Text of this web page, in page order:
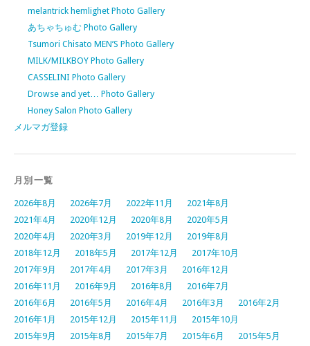
melantrick hemlighet Photo Gallery
あちゃちゅむ Photo Gallery
Tsumori Chisato MEN’S Photo Gallery
MILK/MILKBOY Photo Gallery
CASSELINI Photo Gallery
Drowse and yet… Photo Gallery
Honey Salon Photo Gallery
メルマガ登録
月別一覧
2026年8月 2026年7月 2022年11月
2021年8月
2021年4月
2020年12月 2020年8月
2020年5月
2020年4月
2020年3月 2019年12月
2019年8月
2018年12月
2018年5月 2017年12月
2017年10月
2017年9月
2017年4月 2017年3月
2016年12月
2016年11月
2016年9月 2016年8月
2016年7月
2016年6月
2016年5月 2016年4月 2016年3月
2016年2月
2016年1月
2015年12月 2015年11月
2015年10月
2015年9月
2015年8月 2015年7月 2015年6月
2015年5月